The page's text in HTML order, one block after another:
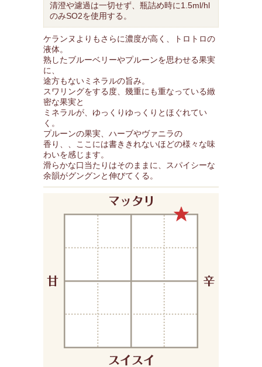
清澄や濾過は一切せず、瓶詰め時に1.5ml/hl
のみSO2を使用する。
ケランヌよりもさらに濃度が高く、トロトロの
液体。
熟したブルーベリーやプルーンを思わせる果実
に、
途方もないミネラルの旨み。
スワリングをする度、幾重にも重なっている緻
密な果実と
ミネラルが、ゆっくりゆっくりとほぐれてい
く。
プルーンの果実、ハーブやヴァニラの
香り、、ここには書ききれないほどの様々な味
わいを感じます。
滑らかな口当たりはそのままに、スパイシーな
余韻がグングンと伸びてくる。